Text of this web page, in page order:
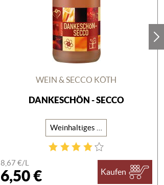
WEIN & SECCO KÖTH
DANKESCHÖN - SECCO
8,67 €/L
6,50 € Kaufen